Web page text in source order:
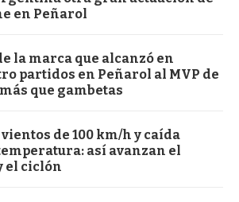
en Peñarol
la marca que alcanzó en
partidos en Peñarol al MVP de
que gambetas
de 100 km/h y caída
así avanzan el
el ciclón